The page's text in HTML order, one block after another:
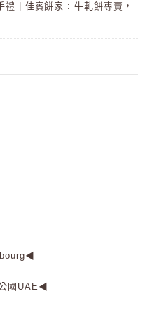
禮 | 佳賓餅家 : 牛軋餅專賣，
國UAE◀